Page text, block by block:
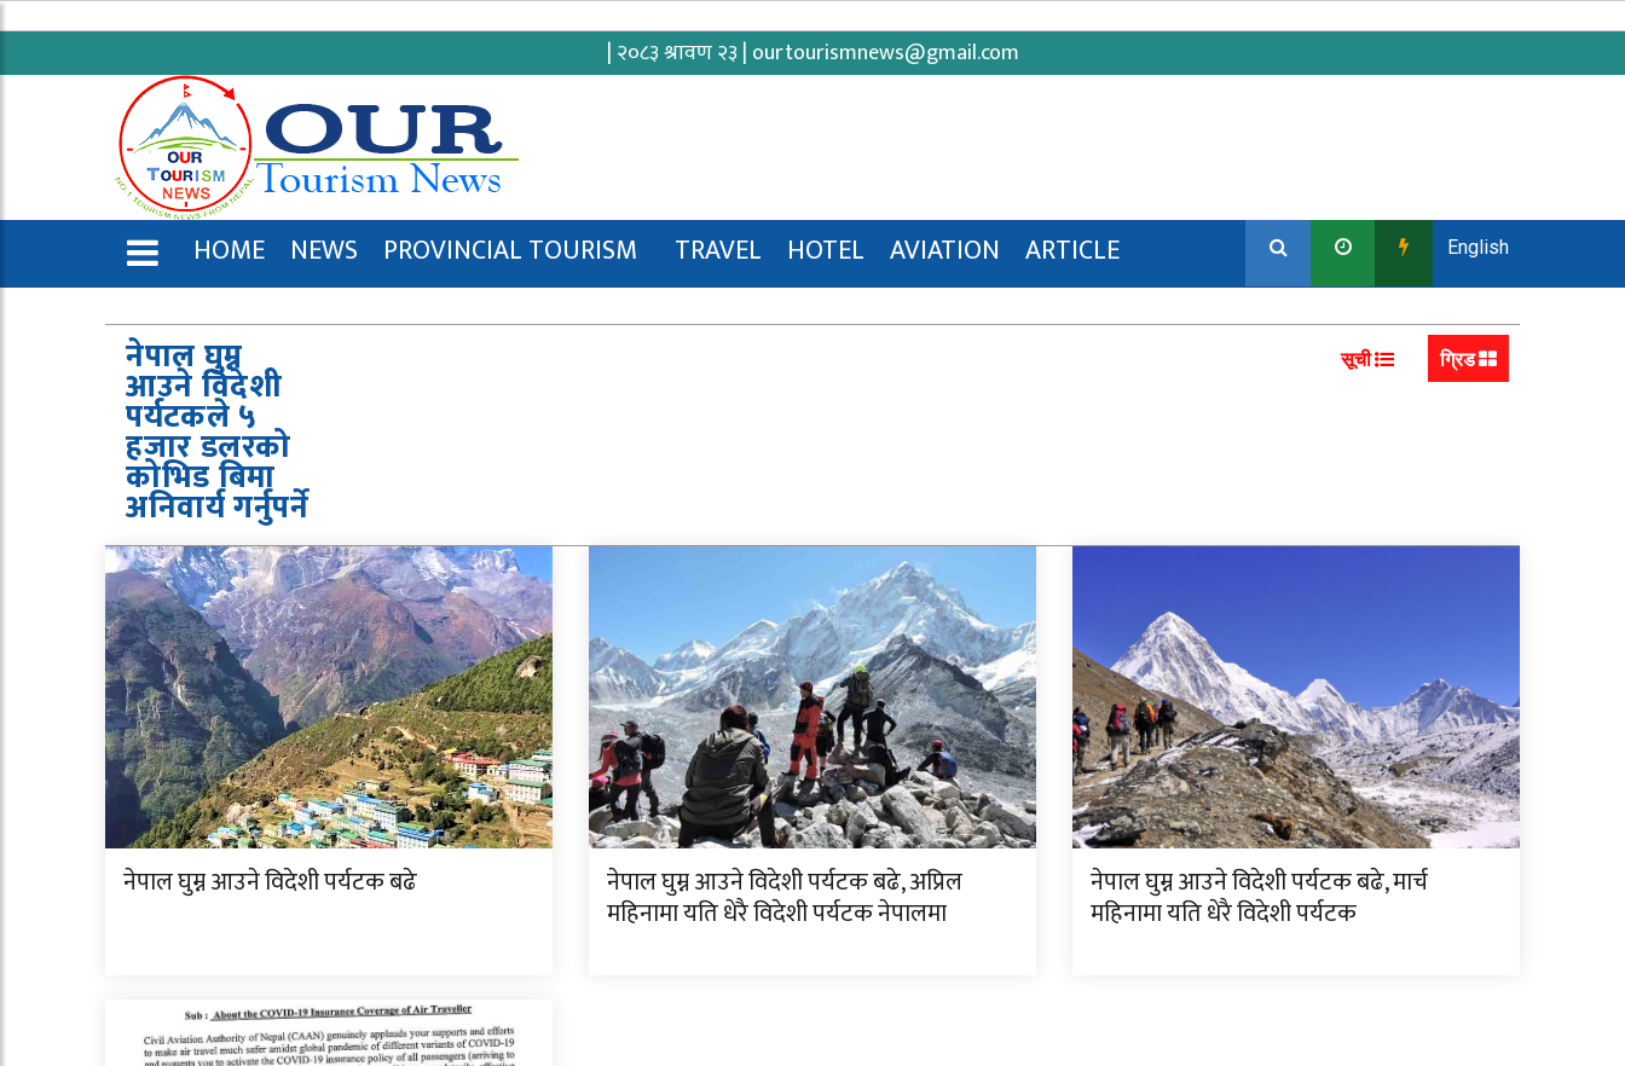
| २०८३ श्रावण २३ | ourtourismnews@gmail.com
HOME NEWS PROVINCIAL TOURISM TRAVEL HOTEL AVIATION
ARTICLE
ENGLISH
English
नेपाल घुम्न
आउने विदेशी
पर्यटकले ५
हजार डलरको
कोभिड बिमा
अनिवार्य गर्नुपर्ने
सूची ग्रिड
नेपाल घुम्न आउने विदेशी पर्यटक बढे नेपाल घुम्न आउने विदेशी पर्यटक बढे, अप्रिल
महिनामा यति धेरै विदेशी पर्यटक नेपालमा
नेपाल घुम्न आउने विदेशी पर्यटक बढे, मार्च
महिनामा यति धेरै विदेशी पर्यटक